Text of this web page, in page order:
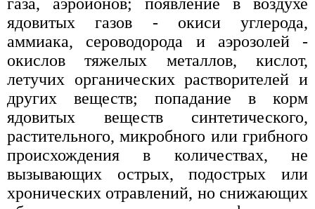
ядовитых газов - окиси углерода,
аммиака, сероводорода и аэрозолей -
окислов тяжелых металлов, кислот,
летучих органических растворителей и
других веществ; попадание в корм
ядовитых веществ синтетического,
растительного, микробного или грибного
происхождения в количествах, не
вызывающих острых, подострых или
хронических отравлений, но снижающих